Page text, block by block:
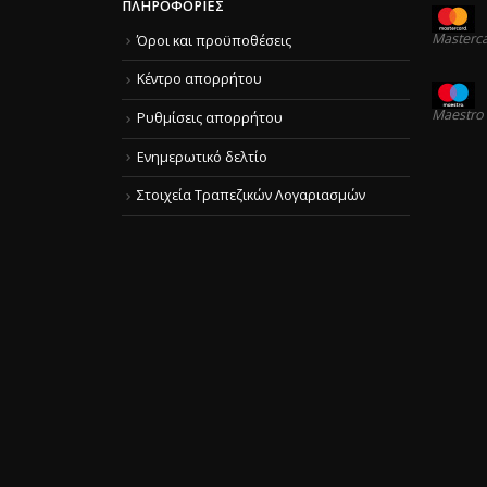
ΠΛΗΡΟΦΟΡΊΕΣ
Όροι και προϋποθέσεις
Κέντρο απορρήτου
Ρυθμίσεις απορρήτου
Ενημερωτικό δελτίο
Στοιχεία Τραπεζικών Λογαριασμών
Maestro